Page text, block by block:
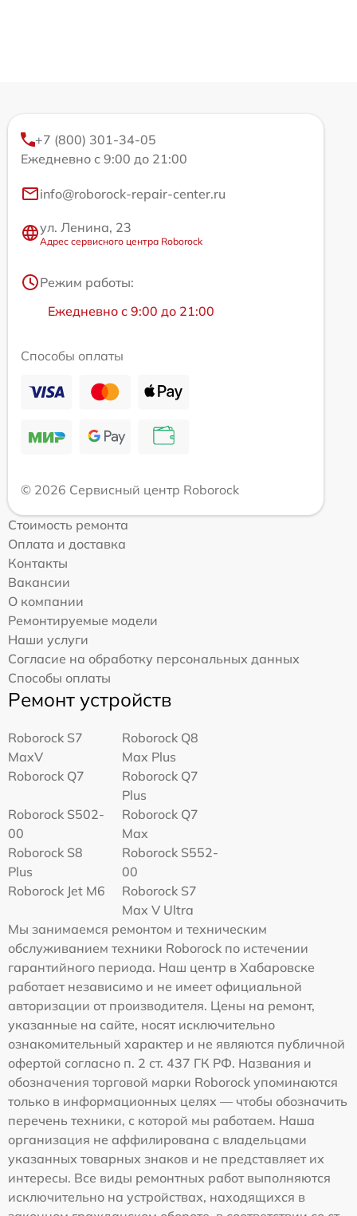
+7 (800) 301-34-05
Ежедневно с 9:00 до 21:00
info@roborock-repair-center.ru
ул. Ленина, 23
Адрес сервисного центра Roborock
Режим работы:
Ежедневно с 9:00 до 21:00
Способы оплаты
© 2026 Сервисный центр Roborock
Стоимость ремонта
Оплата и доставка
Контакты
Вакансии
О компании
Ремонтируемые модели
Наши услуги
Согласие на обработку персональных данных
Способы оплаты
Ремонт устройств
Roborock S7
MaxV
Roborock Q8
Max Plus
Roborock Q7
Roborock Q7
Plus
Roborock S502-
00
Roborock Q7
Max
Roborock S8
Plus
Roborock S552-
00
Roborock Jet M6
Roborock S7
Max V Ultra
Мы занимаемся ремонтом и техническим
обслуживанием техники Roborock по истечении
гарантийного периода. Наш центр в Хабаровске
работает независимо и не имеет официальной
авторизации от производителя. Цены на ремонт,
указанные на сайте, носят исключительно
ознакомительный характер и не являются публичной
офертой согласно п. 2 ст. 437 ГК РФ. Названия и
обозначения торговой марки Roborock упоминаются
только в информационных целях — чтобы обозначить
перечень техники, с которой мы работаем. Наша
организация не аффилирована с владельцами
указанных товарных знаков и не представляет их
интересы. Все виды ремонтных работ выполняются
исключительно на устройствах, находящихся в